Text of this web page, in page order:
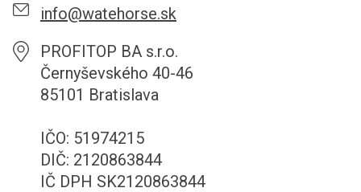
info@watehorse.sk
PROFITOP BA s.r.o.
Černyševského 40-46
85101 Bratislava
IČO: 51974215
DIČ: 2120863844
IČ DPH SK2120863844